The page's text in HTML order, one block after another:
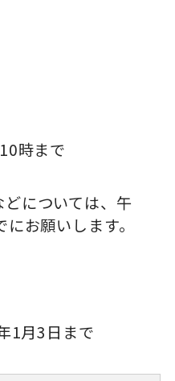
時まで
については、午
お願いします。
月3日まで